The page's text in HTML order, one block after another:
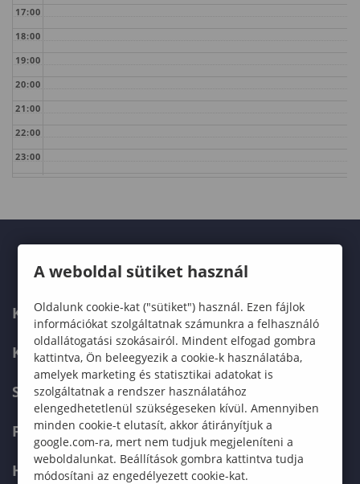
17:00
18:00
19:00
20:00
21:00
22:00
23:00
KAPCSOLAT
KÉPZÉSKERESŐ
SZERVEZETI FELÉPÍTÉS
FELVÉTELIZŐKNEK
HALLGATÓKNAK
A weboldal sütiket használ
Oldalunk cookie-kat ("sütiket") használ. Ezen fájlok
információkat szolgáltatnak számunkra a felhasználó
oldallátogatási szokásairól. Mindent elfogad gombra
kattintva, Ön beleegyezik a cookie-k használatába,
amelyek marketing és statisztikai adatokat is
szolgáltatnak a rendszer használatához
elengedhetetlenül szükségeseken kívül. Amennyiben
minden cookie-t elutasít, akkor átirányítjuk a
google.com-ra, mert nem tudjuk megjeleníteni a
weboldalunkat. Beállítások gombra kattintva tudja
módosítani az engedélyezett cookie-kat.